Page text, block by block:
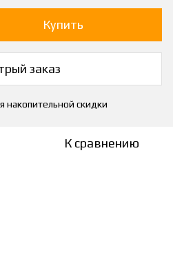
Купить
заказ
накопительной скидки
К сравнению